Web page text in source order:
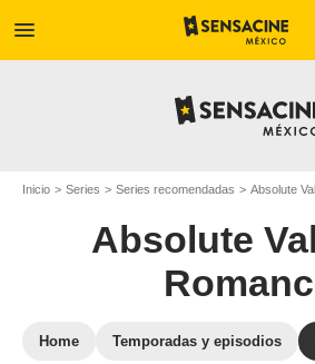
menu
Inicio Series Series recomendadas Absolute
Absolute
Home Temporadas y episodios